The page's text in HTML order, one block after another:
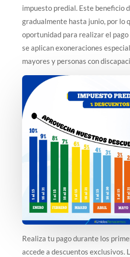
impuesto predial. Este beneficio
gradualmente hasta junio, por lo
oportunidad para realizar el
se aplican exoneraciones
mayores y personas con
Realiza tu pago durante los
accede a descuentos exclusivos.